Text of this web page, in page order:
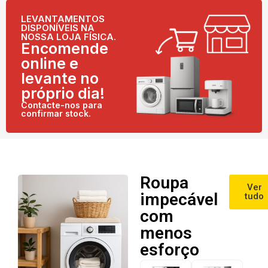
LEVANTAMENTOS
DISPONÍVEIS NA
NOSSA LOJA FÍSICA.
Encomende
online e
levante no
próprio dia!
Contacte-nos para
confirmar stock.
Roupa
impecável
com
menos
esforço
Ver
tudo